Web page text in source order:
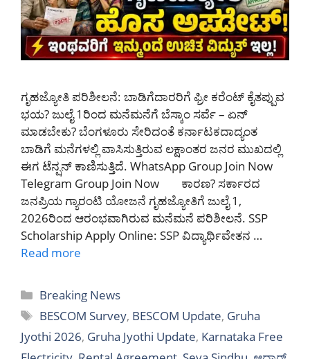
ಗೃಹಜ್ಯೋತಿ ಪರಿಶೀಲನೆ: ಬಾಡಿಗೆದಾರರಿಗೆ ಫ್ರೀ ಕರೆಂಟ್ ಕೈತಪ್ಪುವ
ಭಯ? ಜುಲೈ 1ರಿಂದ ಮನೆಮನೆಗೆ ಬೆಸ್ಕಾಂ ಸರ್ವೆ – ಏನ್
ಮಾಡಬೇಕು? ಬೆಂಗಳೂರು ಸೇರಿದಂತೆ ಕರ್ನಾಟಕದಾದ್ಯಂತ
ಬಾಡಿಗೆ ಮನೆಗಳಲ್ಲಿ ವಾಸಿಸುತ್ತಿರುವ ಲಕ್ಷಾಂತರ ಜನರ ಮುಖದಲ್ಲಿ
ಈಗ ಟೆನ್ಷನ್ ಕಾಣಿಸುತ್ತಿದೆ. WhatsApp Group Join Now
Telegram Group Join Now ಕಾರಣ? ಸರ್ಕಾರದ
ಜನಪ್ರಿಯ ಗ್ಯಾರಂಟಿ ಯೋಜನೆ ಗೃಹಜ್ಯೋತಿಗೆ ಜುಲೈ 1,
2026ರಿಂದ ಆರಂಭವಾಗಿರುವ ಮನೆಮನೆ ಪರಿಶೀಲನೆ. SSP
Scholarship Apply Online: SSP ವಿದ್ಯಾರ್ಥಿವೇತನ …
Read more
Categories
Breaking News
Tags
BESCOM Survey, BESCOM Update, Gruha
Jyothi 2026, Gruha Jyothi Update, Karnataka Free